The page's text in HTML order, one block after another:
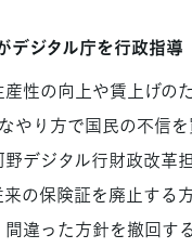
デジタル庁を行政指導
性の向上や賃上げの
やり方で国民の不信
デジタル行財政改革
の保険証を廃止する
違った方針を撤回す